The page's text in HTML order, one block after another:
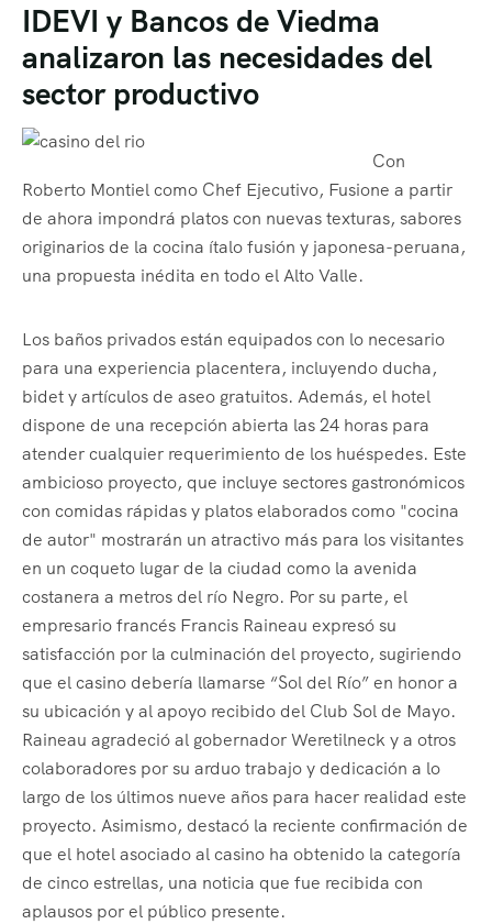
IDEVI y Bancos de Viedma
analizaron las necesidades del
sector productivo
Con
Roberto Montiel como Chef Ejecutivo, Fusione a partir
de ahora impondrá platos con nuevas texturas, sabores
originarios de la cocina ítalo fusión y japonesa-peruana,
una propuesta inédita en todo el Alto Valle.
Los baños privados están equipados con lo necesario
para una experiencia placentera, incluyendo ducha,
bidet y artículos de aseo gratuitos. Además, el hotel
dispone de una recepción abierta las 24 horas para
atender cualquier requerimiento de los huéspedes. Este
ambicioso proyecto, que incluye sectores gastronómicos
con comidas rápidas y platos elaborados como "cocina
de autor" mostrarán un atractivo más para los visitantes
en un coqueto lugar de la ciudad como la avenida
costanera a metros del río Negro. Por su parte, el
empresario francés Francis Raineau expresó su
satisfacción por la culminación del proyecto, sugiriendo
que el casino debería llamarse “Sol del Río” en honor a
su ubicación y al apoyo recibido del Club Sol de Mayo.
Raineau agradeció al gobernador Weretilneck y a otros
colaboradores por su arduo trabajo y dedicación a lo
largo de los últimos nueve años para hacer realidad este
proyecto. Asimismo, destacó la reciente confirmación de
que el hotel asociado al casino ha obtenido la categoría
de cinco estrellas, una noticia que fue recibida con
aplausos por el público presente.